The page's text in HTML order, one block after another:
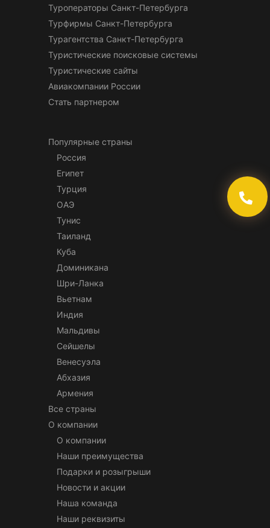
Туроператоры Санкт-Петербурга
Турфирмы Санкт-Петербурга
Турагентства Санкт-Петербурга
Туристические поисковые системы
Туристические сайты
Авиакомпании России
Стать партнером
Популярные страны
Россия
Египет
Турция
ОАЭ
Тунис
Таиланд
Куба
Доминикана
Шри-Ланка
Вьетнам
Индия
Мальдивы
Сейшелы
Венесуэла
Абхазия
Армения
Все страны
О компании
О компании
Наши преимущества
Подарки и розыгрыши
Новости и акции
Наша команда
Наши реквизиты